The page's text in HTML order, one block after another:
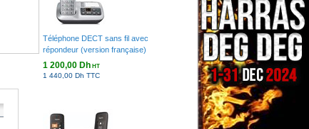
Téléphone DECT sans fil avec
répondeur (version française)
1 200,00 DhHT
1 440,00 Dh TTC